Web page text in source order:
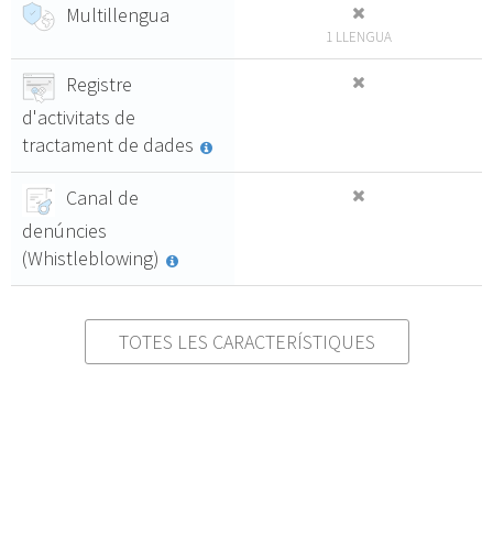
Multillengua
1 LLENGUA
Registre
d'activitats de
tractament de dades
Canal de
denúncies
(Whistleblowing)
TOTES LES CARACTERÍSTIQUES